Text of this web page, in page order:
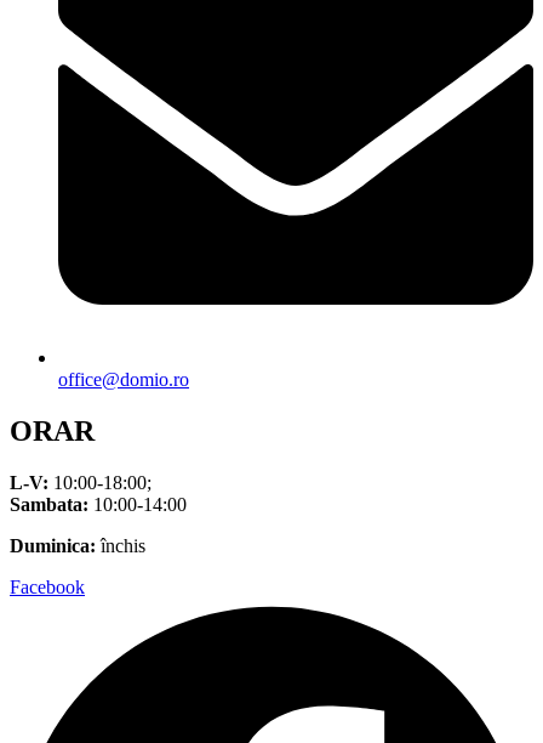
office@domio.ro
ORAR
L-V: 10:00-18:00;
Sambata: 10:00-14:00
Duminica: închis
Facebook